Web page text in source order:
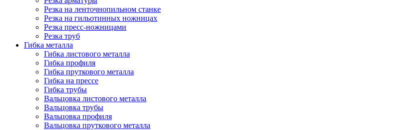
Резка на ленточнопильном станке
Резка на гильотинных ножницах
Резка пресс-ножницами
Резка труб
Гибка металла
Гибка листового металла
Гибка профиля
Гибка пруткового металла
Гибка на прессе
Гибка трубы
Вальцовка листового металла
Вальцовка трубы
Вальцовка профиля
Вальцовка пруткового металла